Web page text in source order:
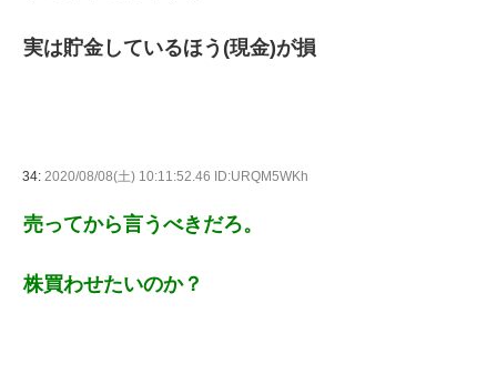
実は貯金しているほう(現金)が損
34: 2020/08/08(土) 10:11:52.46 ID:URQM5WKh
売ってから言うべきだろ。
株買わせたいのか？